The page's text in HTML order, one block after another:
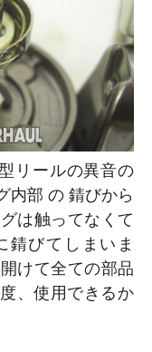
リールの異音の
内部 の 錆びから
は触ってなくて
錆びてしまいま
けて全ての部品
、使用できるか